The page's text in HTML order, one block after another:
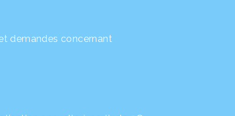
demandes concernant